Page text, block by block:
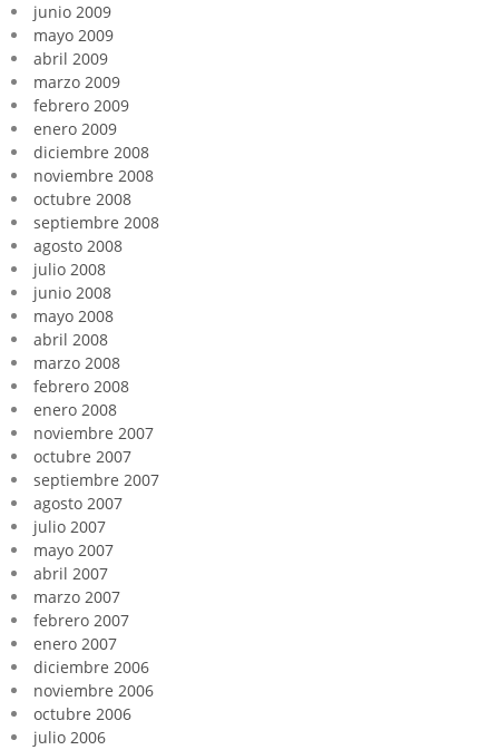
junio 2009
mayo 2009
abril 2009
marzo 2009
febrero 2009
enero 2009
diciembre 2008
noviembre 2008
octubre 2008
septiembre 2008
agosto 2008
julio 2008
junio 2008
mayo 2008
abril 2008
marzo 2008
febrero 2008
enero 2008
noviembre 2007
octubre 2007
septiembre 2007
agosto 2007
julio 2007
mayo 2007
abril 2007
marzo 2007
febrero 2007
enero 2007
diciembre 2006
noviembre 2006
octubre 2006
julio 2006